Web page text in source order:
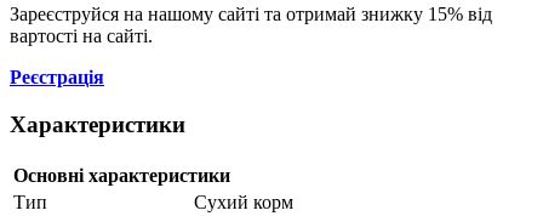
Зареєструйся на нашому сайті та отримай знижку 15% від
вартості на сайті.
Реєстрація
Характеристики
Основні характеристики
Тип
Сухий корм